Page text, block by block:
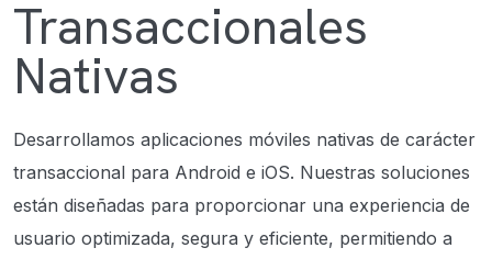
Transaccionales
Nativas
Desarrollamos aplicaciones móviles nativas de carácter
transaccional para Android e iOS. Nuestras soluciones
están diseñadas para proporcionar una experiencia de
usuario optimizada, segura y eficiente, permitiendo a